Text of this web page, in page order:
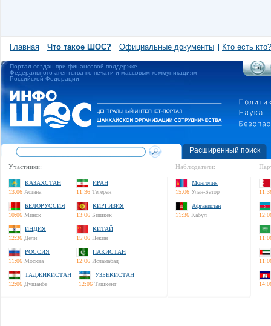
Главная Что такое ШОС? Официальные документы Кто есть кто?
Портал создан при финансовой поддержке
Федерального агентства по печати и массовым коммуникациям
Российской Федерации
Расширенный поиск
Участники:
КАЗАХСТАН
13:06 Астана
ИРАН
11:36 Тегеран
БЕЛОРУССИЯ
10:06 Минск
КИРГИЗИЯ
13:06 Бишкек
ИНДИЯ
12:36 Дели
КИТАЙ
15:06 Пекин
РОССИЯ
11:06 Москва
ПАКИСТАН
12:06 Исламабад
ТАДЖИКИСТАН
12:06 Душанбе
УЗБЕКИСТАН
12:06 Ташкент
Наблюдатели:
Монголия
15:06 Улан-Батор
Афганистан
11:36 Кабул